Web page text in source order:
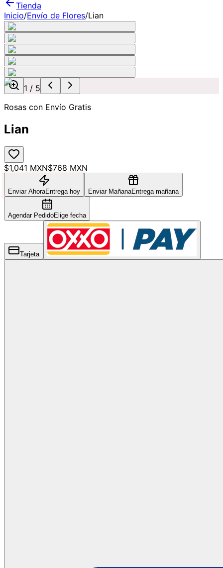
Tienda
Inicio/Envío de Flores/Lian
1 / 5
Rosas con Envío Gratis
Lian
$1,041 MXN$768 MXN
Enviar AhoraEntrega hoy Enviar MañanaEntrega mañana
Agendar PedidoElige fecha
Tarjeta